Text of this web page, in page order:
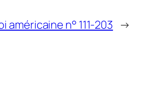
américaine n° 111-203 →